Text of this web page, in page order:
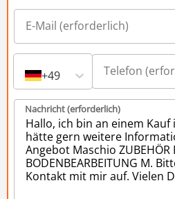
+49
Nachricht (erforderlich)